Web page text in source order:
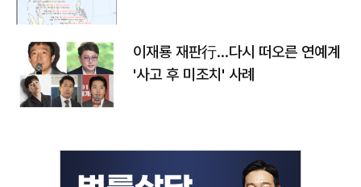
이재룡 재판行…다시 떠오른 연예계
'사고 후 미조치' 사례